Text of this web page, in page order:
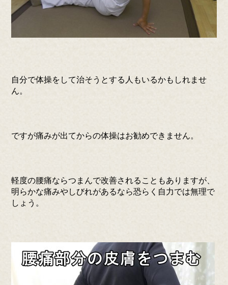
自分で体操をして治そうとする人もいるかもしれませ
ん。
ですが痛みが出てからの体操はお勧めできません。
軽度の腰痛ならつまんで改善されることもありますが、
明らかな痛みやしびれがあるなら恐らく自力では無理で
しょう。